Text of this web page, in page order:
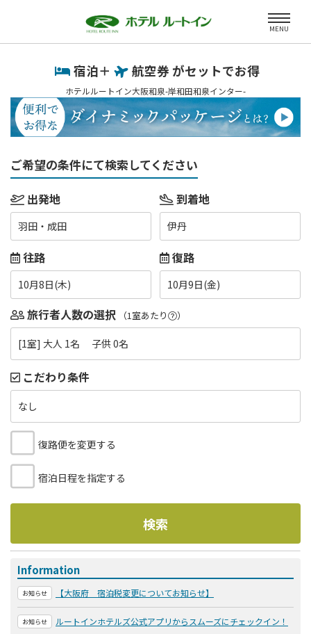
MENU
宿泊＋ 航空券 がセットでお得
ホテルルートイン大阪和泉-岸和田和泉インター-
ご希望の条件にて検索してください
出発地
羽田・成田
到着地
伊丹
往路
10月8日(木)
復路
10月9日(金)
旅行者人数の選択 （1室あたり ）
[1室] 大人 1名 子供 0名
こだわり条件
なし
復路便を変更する
宿泊日程を指定する
検索
Information
お知らせ 【大阪府 宿泊税変更についてお知らせ】
お知らせ ルートインホテルズ公式アプリからスムーズにチェックイン！